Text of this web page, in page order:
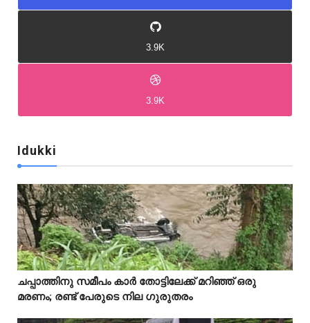
3.9K
3.9K
Idukki
  
ചപ്പാത്തിനു സമീപം കാർ തോട്ടിലേക്ക് മറിഞ്ഞ് ഒരു
മരണം; രണ്ട് പേരുടെ നില ഗുരുതരം
Idukki